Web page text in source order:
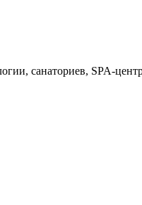
санаториев, SPA-